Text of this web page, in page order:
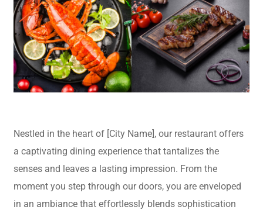
Nestled in the heart of [City Name], our restaurant offers
a captivating dining experience that tantalizes the
senses and leaves a lasting impression. From the
moment you step through our doors, you are enveloped
in an ambiance that effortlessly blends sophistication